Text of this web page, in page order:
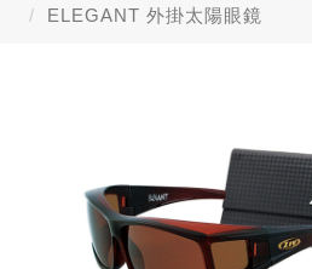
ELEGANT 外掛太陽眼鏡